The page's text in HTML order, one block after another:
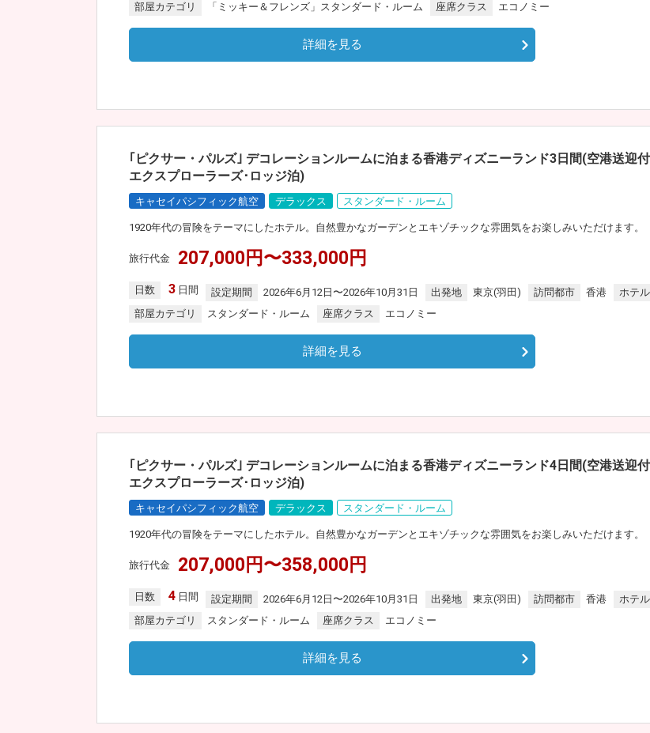
部屋カテゴリ
「ミッキー＆フレンズ」スタンダード・ルーム 座席クラス エコノミー
詳細を見る
｢ピクサー・パルズ｣ デコレーションルームに泊まる香港ディズニーランド3日間(空港送迎
エクスプローラーズ･ロッジ泊)
キャセイパシフィック航空 デラックス スタンダード・ルーム
1920年代の冒険をテーマにしたホテル。自然豊かなガーデンとエキゾチックな雰囲気をお楽しみいただけます。
旅行代金 207,000円〜333,000円
日数 3 日間 設定期間 2026年6月12日〜2026年10月31日 出発地 東京(羽田) 訪問都市 香港 ホテル
部屋カテゴリ
スタンダード・ルーム 座席クラス エコノミー
詳細を見る
｢ピクサー・パルズ｣ デコレーションルームに泊まる香港ディズニーランド4日間(空港送迎
エクスプローラーズ･ロッジ泊)
キャセイパシフィック航空 デラックス スタンダード・ルーム
1920年代の冒険をテーマにしたホテル。自然豊かなガーデンとエキゾチックな雰囲気をお楽しみいただけます。
旅行代金 207,000円〜358,000円
日数 4 日間 設定期間 2026年6月12日〜2026年10月31日 出発地 東京(羽田) 訪問都市 香港 ホテル
部屋カテゴリ
スタンダード・ルーム 座席クラス エコノミー
詳細を見る